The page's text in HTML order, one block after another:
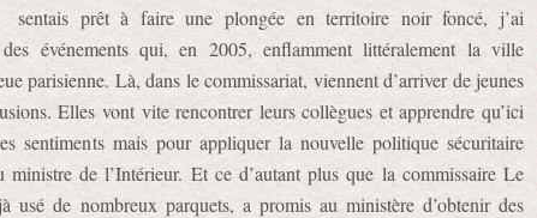
sentais prêt à faire une plongée en territoire noir foncé, j’ai
événements qui, en 2005, enflamment littéralement la ville
parisienne. Là, dans le commissariat, viennent d’arriver de jeunes
Elles vont vite rencontrer leurs collègues et apprendre qu’ici
sentiments mais pour appliquer la nouvelle politique sécuritaire
ministre de l’Intérieur. Et ce d’autant plus que la commissaire Le
usé de nombreux parquets, a promis au ministère d’obtenir des